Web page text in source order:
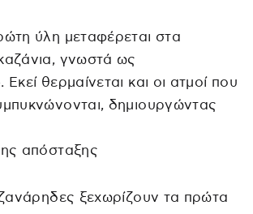
ύλη μεταφέρεται στα
γνωστά ως
θερμαίνεται και οι ατμοί που
δημιουργώντας
απόσταξης
ξεχωρίζουν τα πρώτα